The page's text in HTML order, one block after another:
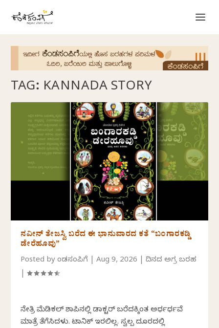
TAG: KANNADA STORY
ನವೀನ್‌ ತೇಜಸ್ವಿ ಬರೆದ ಈ ಭಾನುವಾರದ ಕತೆ “ಬಂಗಾರಕಡ್ಡಿ
ಡೇರೆಹೂವು”
Posted byಕೆಂಡಸಂಪಿಗೆ |Aug 9, 2026 |ದಿನದ ಅಗ್ರ ಬರಹ
|
ನೇತ್ರಿ ಮೆಡಿಕಲ್ ಶಾಪಿನಲ್ಲಿ ಡಾಕ್ಟರ್ ಬರೆದಕ್ಕಿಂತ ಅರ್ಧರ್ಧವೆ
ಮಾತ್ರೆ ತೆಗೆಸಿದಳು. ಟಾನಿಕ್ ಇರಲಿಲ್ಲ. ಸ್ವಲ್ಪ ದೂರದಲ್ಲಿ